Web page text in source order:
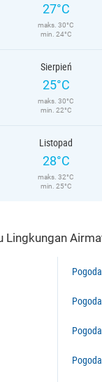
27°C
maks. 30°C
min. 24°C
Sierpień
25°C
maks. 30°C
min. 22°C
Listopad
28°C
maks. 32°C
min. 25°C
Lingkungan